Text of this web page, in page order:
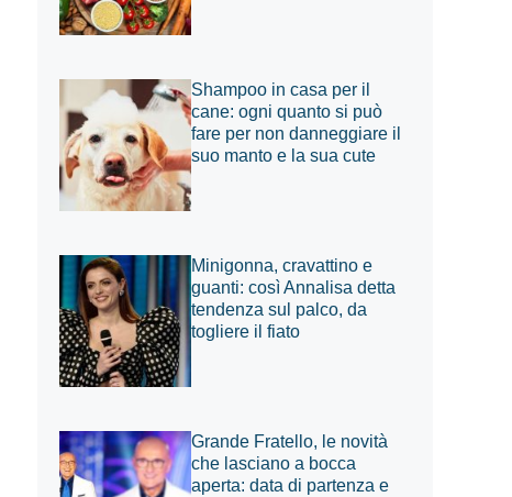
Shampoo in casa per il
cane: ogni quanto si può
fare per non danneggiare il
suo manto e la sua cute
Minigonna, cravattino e
guanti: così Annalisa detta
tendenza sul palco, da
togliere il fiato
Grande Fratello, le novità
che lasciano a bocca
aperta: data di partenza e